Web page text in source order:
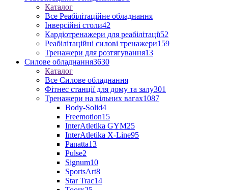
Каталог
Все Реабілітаційне обладнання
Інверсійні столи42
Кардіотренажери для реабілітації52
Реабілітаційні силові тренажери159
Тренажери для розтягування13
Силове обладнання3630
Каталог
Все Силове обладнання
Фітнес станції для дому та залу301
Тренажери на вільних вагах1087
Body-Solid4
Freemotion15
InterAtletika GYM25
InterAtletika X-Line95
Panatta13
Pulse2
Signum10
SportsArt8
Star Trac14